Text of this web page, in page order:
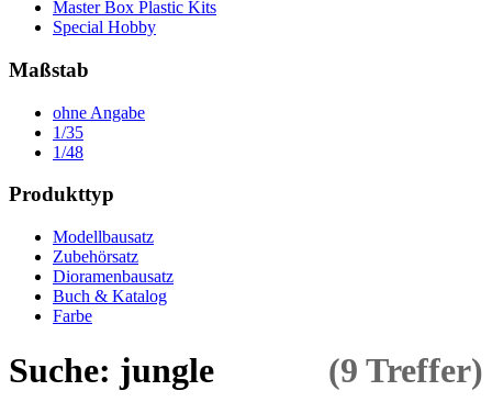
Master Box Plastic Kits
Special Hobby
Maßstab
ohne Angabe
1/35
1/48
Produkttyp
Modellbausatz
Zubehörsatz
Dioramenbausatz
Buch & Katalog
Farbe
Suche: jungle (9 Treffer)